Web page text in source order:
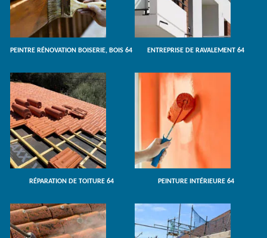
PEINTRE RÉNOVATION BOISERIE, BOIS 64 ENTREPRISE DE RAVALEMENT 64
RÉPARATION DE TOITURE 64 PEINTURE INTÉRIEURE 64